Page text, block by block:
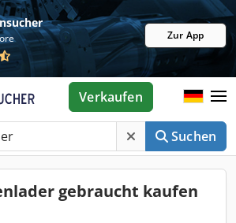
Zur App
Suchen
Verkaufen
gebraucht kaufen